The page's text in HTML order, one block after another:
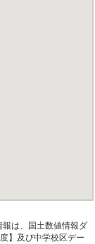
は、国土数値情報ダ
】及び中学校区デー